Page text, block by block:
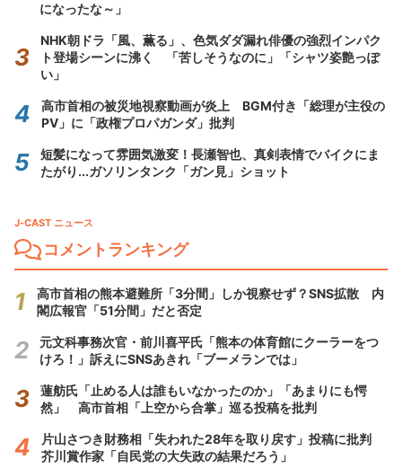
になったな～」
NHK朝ドラ「風、薫る」、色気ダダ漏れ俳優の強烈インパク
ト登場シーンに沸く 「苦しそうなのに」「シャツ姿艶っぽ
い」
高市首相の被災地視察動画が炎上 BGM付き「総理が主役の
PV」に「政権プロパガンダ」批判
短髪になって雰囲気激変！長瀬智也、真剣表情でバイクにま
たがり...ガソリンタンク「ガン見」ショット
J-CAST ニュース
コメントランキング
高市首相の熊本避難所「3分間」しか視察せず？SNS拡散 内
閣広報官「51分間」だと否定
元文科事務次官・前川喜平氏「熊本の体育館にクーラーをつ
けろ！」訴えにSNSあきれ「ブーメランでは」
蓮舫氏「止める人は誰もいなかったのか」「あまりにも愕
然」 高市首相「上空から合掌」巡る投稿を批判
片山さつき財務相「失われた28年を取り戻す」投稿に批判
芥川賞作家「自民党の大失政の結果だろう」